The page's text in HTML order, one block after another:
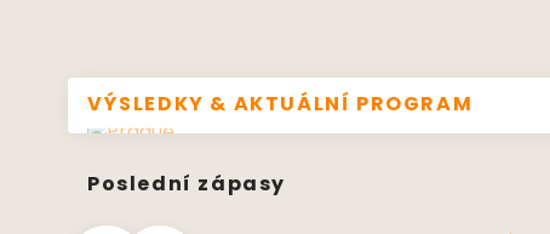
VÝSLEDKY & AKTUÁLNÍ PROGRAM
Poslední zápasy